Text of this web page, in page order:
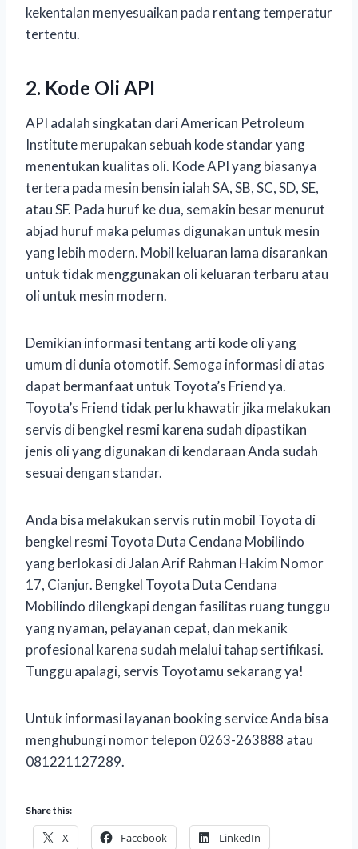
kekentalan menyesuaikan pada rentang temperatur
tertentu.
2. Kode Oli API
API adalah singkatan dari American Petroleum
Institute merupakan sebuah kode standar yang
menentukan kualitas oli. Kode API yang biasanya
tertera pada mesin bensin ialah SA, SB, SC, SD, SE,
atau SF. Pada huruf ke dua, semakin besar menurut
abjad huruf maka pelumas digunakan untuk mesin
yang lebih modern. Mobil keluaran lama disarankan
untuk tidak menggunakan oli keluaran terbaru atau
oli untuk mesin modern.
Demikian informasi tentang arti kode oli yang
umum di dunia otomotif. Semoga informasi di atas
dapat bermanfaat untuk Toyota’s Friend ya.
Toyota’s Friend tidak perlu khawatir jika melakukan
servis di bengkel resmi karena sudah dipastikan
jenis oli yang digunakan di kendaraan Anda sudah
sesuai dengan standar.
Anda bisa melakukan servis rutin mobil Toyota di
bengkel resmi Toyota Duta Cendana Mobilindo
yang berlokasi di Jalan Arif Rahman Hakim Nomor
17, Cianjur. Bengkel Toyota Duta Cendana
Mobilindo dilengkapi dengan fasilitas ruang tunggu
yang nyaman, pelayanan cepat, dan mekanik
profesional karena sudah melalui tahap sertifikasi.
Tunggu apalagi, servis Toyotamu sekarang ya!
Untuk informasi layanan booking service Anda bisa
menghubungi nomor telepon 0263-263888 atau
081221127289.
Share this:
X Facebook LinkedIn